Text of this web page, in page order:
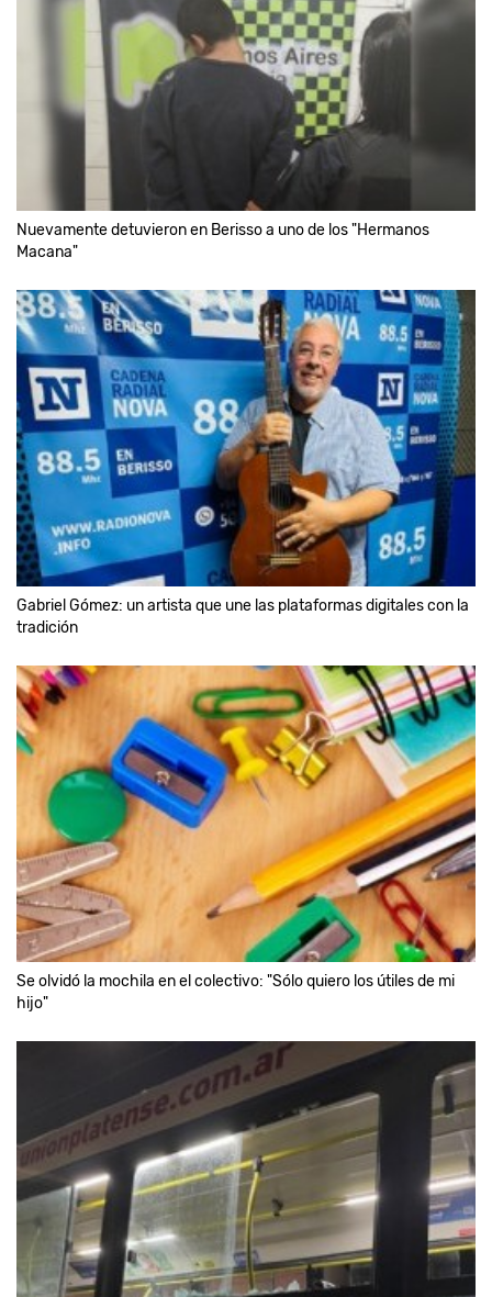
Nuevamente detuvieron en Berisso a uno de los "Hermanos
Macana"
Gabriel Gómez: un artista que une las plataformas digitales con la
tradición
Se olvidó la mochila en el colectivo: "Sólo quiero los útiles de mi
hijo"